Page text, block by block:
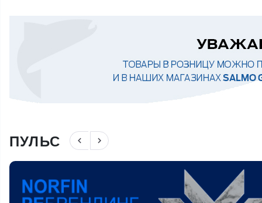
ПУЛЬС navigate_before navigate_next